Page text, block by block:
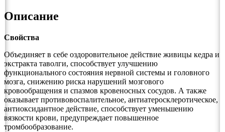
Описание
Свойства
Объединяет в себе оздоровительное действие живицы кедра и
экстракта таволги, способствует улучшению
функционального состояния нервной системы и головного
мозга, снижению риска нарушений мозгового
кровообращения и спазмов кровеносных сосудов. А также
оказывает противовоспалительное, антиатеросклеротическое,
антиоксидантное действие, способствует уменьшению
вязкости крови, предупреждает повышенное
тромбообразование.